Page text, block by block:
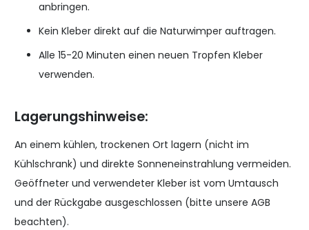
anbringen.
Kein Kleber direkt auf die Naturwimper auftragen.
Alle 15-20 Minuten einen neuen Tropfen Kleber
verwenden.
Lagerungshinweise:
An einem kühlen, trockenen Ort lagern (nicht im
Kühlschrank) und direkte Sonneneinstrahlung vermeiden.
Geöffneter und verwendeter Kleber ist vom Umtausch
und der Rückgabe ausgeschlossen (bitte unsere AGB
beachten).